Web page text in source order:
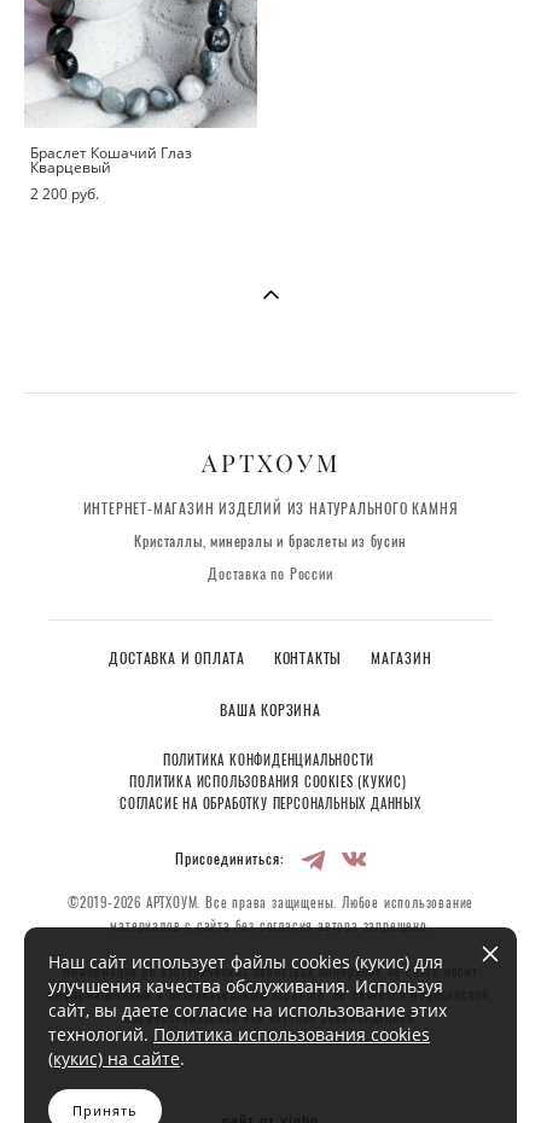
Браслет Кошачий Глаз
Кварцевый
2 200 pуб.
АРТХОУМ
ИНТЕРНЕТ-МАГАЗИН ИЗДЕЛИЙ ИЗ НАТУРАЛЬНОГО КАМНЯ
Кристаллы, минералы и браслеты из бусин
Доставка по России
ДОСТАВКА И ОПЛАТА КОНТАКТЫ МАГАЗИН
ВАША КОРЗИНА
ПОЛИТИКА КОНФИДЕНЦИАЛЬНОСТИ
ПОЛИТИКА ИСПОЛЬЗОВАНИЯ COOKIES (КУКИС)
СОГЛАСИЕ НА ОБРАБОТКУ ПЕРСОНАЛЬНЫХ ДАННЫХ
Присоединиться:
©2019-2026 АРТХОУМ. Все права защищены. Любое использование
материалов с сайта без согласия автора запрещено.
Информация об эзотерических свойствах минералов на сайте носит
информационный и познавательный характер, не является медицинской,
профессиональной или научной рекомендацией.
Наш сайт использует файлы cookies (кукис) для
улучшения качества обслуживания. Используя
сайт, вы даете согласие на использование этих
технологий. Политика использования cookies
(кукис) на сайте.
Принять